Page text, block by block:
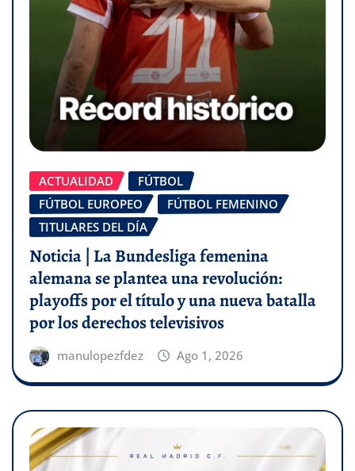
ACTUALIDAD
FÚTBOL
FÚTBOL EUROPEO
FÚTBOL FEMENINO
TITULARES DEL DÍA
Noticia | La Bundesliga femenina
alemana se plantea una revolución:
playoffs por el título y una nueva batalla
por los derechos televisivos
manulopezfdez Ago 1, 2026